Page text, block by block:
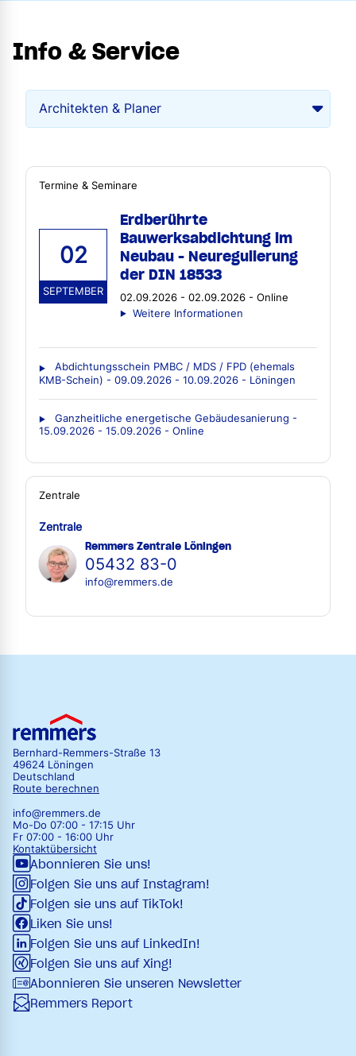
Info & Service
Termine & Seminare
02
SEPTEMBER
Erdberührte
Bauwerksabdichtung im
Neubau - Neuregulierung
der DIN 18533
02.09.2026 - 02.09.2026 - Online
Weitere Informationen
Abdichtungsschein PMBC / MDS / FPD (ehemals
KMB-Schein) - 09.09.2026 - 10.09.2026 - Löningen
Ganzheitliche energetische Gebäudesanierung -
15.09.2026 - 15.09.2026 - Online
Zentrale
Zentrale
Remmers Zentrale Löningen
05432 83-0
info@remmers.de
Bernhard-Remmers-Straße 13
49624 Löningen
Deutschland
Route berechnen
info@remmers.de
Mo-Do 07:00 - 17:15 Uhr
Fr 07:00 - 16:00 Uhr
Kontaktübersicht
Abonnieren Sie uns!
Folgen Sie uns auf Instagram!
Folgen sie uns auf TikTok!
Liken Sie uns!
Folgen Sie uns auf LinkedIn!
Folgen Sie uns auf Xing!
Abonnieren Sie unseren Newsletter
Remmers Report